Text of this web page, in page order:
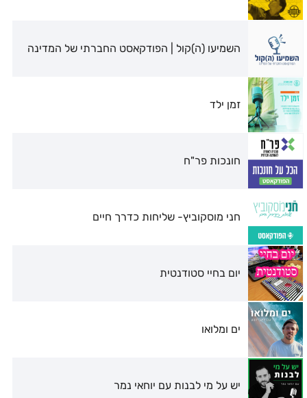
השמיעו (ה)קול | הפודקאסט החברתי של המדינה
זמן ילד
חונכות פר"ח
חני מוסקוביץ- שליחות כדרך חיים
יום בחיי סטודנטית
ים ומלואו
יש על מי לבנות עם יוחאי נמר